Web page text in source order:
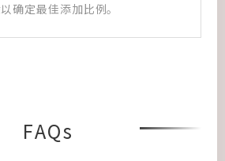
确定最佳添加比例。
FAQs